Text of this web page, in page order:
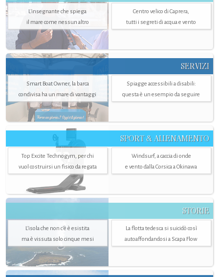
L'insegnante che spiega
il mare come nessun altro
Centro velico di Caprera,
tutti i segreti di acqua e vento
SERVIZI
Smart Boat Owner, la barca
condivisa ha un mare di vantaggi
Spiagge accessibili a disabili:
questa è un esempio da seguire
SPORT & ALLENAMENTO
Top Excite Technogym, per chi
vuol costruirsi un fisico da regata
Windsurf, a caccia di onde
e vento dalla Corsica a Okinawa
STORIE
L’isola che non c'è è esistita
ma è vissuta solo cinque mesi
La flotta tedesca si suicidò così
autoaffondandosi a Scapa Flow